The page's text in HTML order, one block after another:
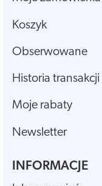
Koszyk
Obserwowane
Historia transakcji
Moje rabaty
Newsletter
INFORMACJE